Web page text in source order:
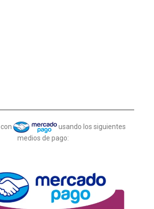
con
usando los siguientes
medios de pago: